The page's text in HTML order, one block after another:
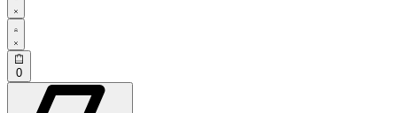
0